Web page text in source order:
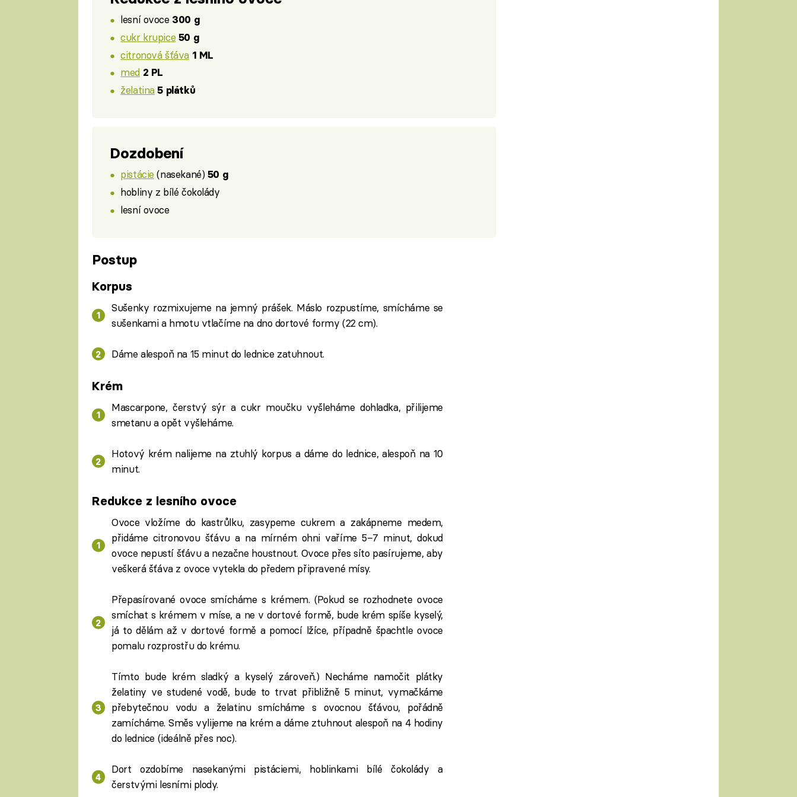
lesní ovoce 300 g
cukr krupice 50 g
citronová šťáva 1 ML
med 2 PL
želatina 5 plátků
Dozdobení
pistácie (nasekané) 50 g
hobliny z bílé čokolády
lesní ovoce
Postup
Korpus
Sušenky rozmixujeme na jemný prášek. Máslo rozpustíme, smícháme se
sušenkami a hmotu vtlačíme na dno dortové formy (22 cm).
Dáme alespoň na 15 minut do lednice zatuhnout.
Krém
Mascarpone, čerstvý sýr a cukr moučku vyšleháme dohladka, přilijeme
smetanu a opět vyšleháme.
Hotový krém nalijeme na ztuhlý korpus a dáme do lednice, alespoň na 10
minut.
Redukce z lesního ovoce
Ovoce vložíme do kastrůlku, zasypeme cukrem a zakápneme medem,
přidáme citronovou šťávu a na mírném ohni vaříme 5–7 minut, dokud
ovoce nepustí šťávu a nezačne houstnout. Ovoce přes síto pasírujeme, aby
veškerá šťáva z ovoce vytekla do předem připravené mísy.
Přepasírované ovoce smícháme s krémem. (Pokud se rozhodnete ovoce
smíchat s krémem v míse, a ne v dortové formě, bude krém spíše kyselý,
já to dělám až v dortové formě a pomocí lžíce, případně špachtle ovoce
pomalu rozprostřu do krému.
Tímto bude krém sladký a kyselý zároveň.) Necháme namočit plátky
želatiny ve studené vodě, bude to trvat přibližně 5 minut, vymačkáme
přebytečnou vodu a želatinu smícháme s ovocnou šťávou, pořádně
zamícháme. Směs vylijeme na krém a dáme ztuhnout alespoň na 4 hodiny
do lednice (ideálně přes noc).
Dort ozdobíme nasekanými pistáciemi, hoblinkami bílé čokolády a
čerstvými lesními plody.